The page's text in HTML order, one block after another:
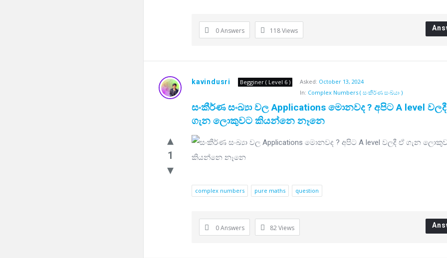
0 Answers 118Views
kavindusri Begginer ( Level 6 ) Asked: October 13, 2024
In: Complex Numbers ( සංකීර්ණ සංඛ්යා )
සංකීර්ණ සංඛ්‍යා වල Applications මොනවද ? අපිට A level
ගැන ලොකුවට කියන්නෙ නෑනෙ
1
complex numbers pure maths question
0 Answers 82Views